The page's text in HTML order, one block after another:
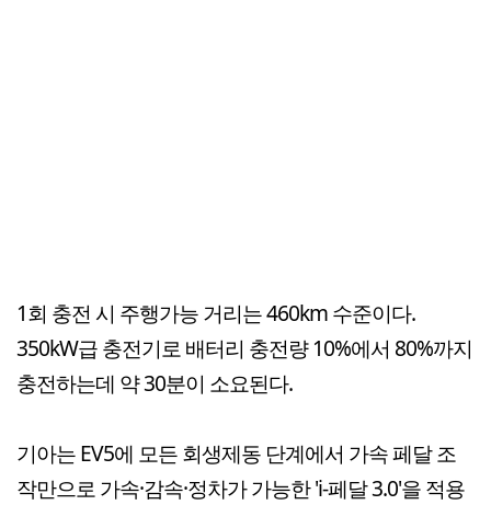
1회 충전 시 주행가능 거리는 460km 수준이다.
350kW급 충전기로 배터리 충전량 10%에서 80%까지
충전하는데 약 30분이 소요된다.
기아는 EV5에 모든 회생제동 단계에서 가속 페달 조
작만으로 가속·감속·정차가 가능한 'i-페달 3.0'을 적용